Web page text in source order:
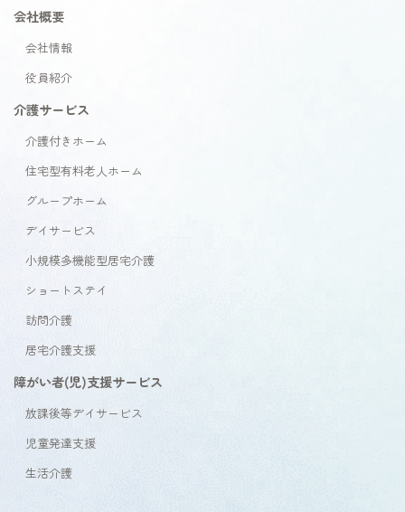
会社概要
会社情報
役員紹介
介護サービス
介護付きホーム
住宅型有料老人ホーム
グループホーム
デイサービス
小規模多機能型居宅介護
ショートステイ
訪問介護
居宅介護支援
障がい者(児)支援サービス
放課後等デイサービス
児童発達支援
生活介護